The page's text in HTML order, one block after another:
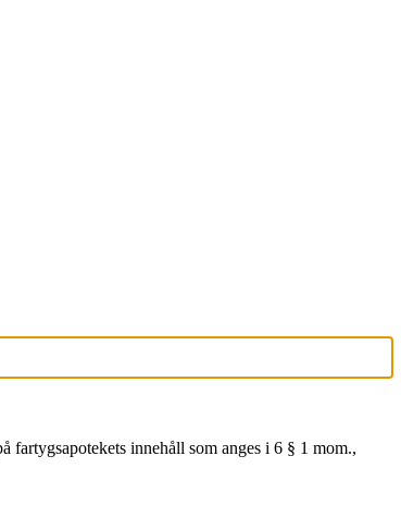
innehåll som anges i 6 § 1 mom.,